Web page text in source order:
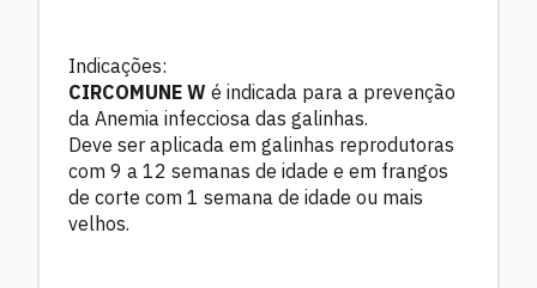
Indicações:
CIRCOMUNE W é indicada para a prevenção
da Anemia infecciosa das galinhas.
Deve ser aplicada em galinhas reprodutoras
com 9 a 12 semanas de idade e em frangos
de corte com 1 semana de idade ou mais
velhos.